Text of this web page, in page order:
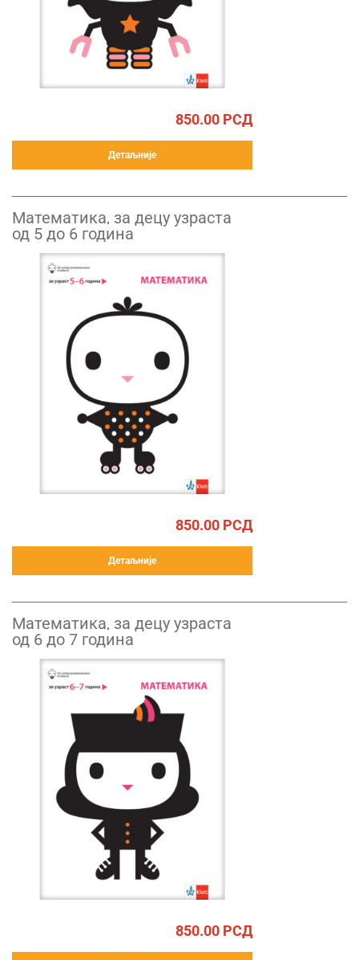
850.00 РСД
Детаљније
Математика, за децу узраста
од 5 до 6 година
850.00 РСД
Детаљније
Математика, за децу узраста
од 6 до 7 година
850.00 РСД